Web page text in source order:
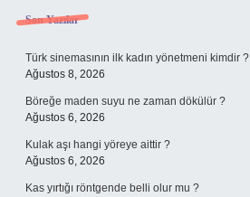
Sidebar
Son Yazılar
Türk sinemasının ilk kadın yönetmeni kimdir ?
Ağustos 8, 2026
Böreğe maden suyu ne zaman dökülür ?
Ağustos 6, 2026
Kulak aşı hangi yöreye aittir ?
Ağustos 6, 2026
Kas yırtığı röntgende belli olur mu ?